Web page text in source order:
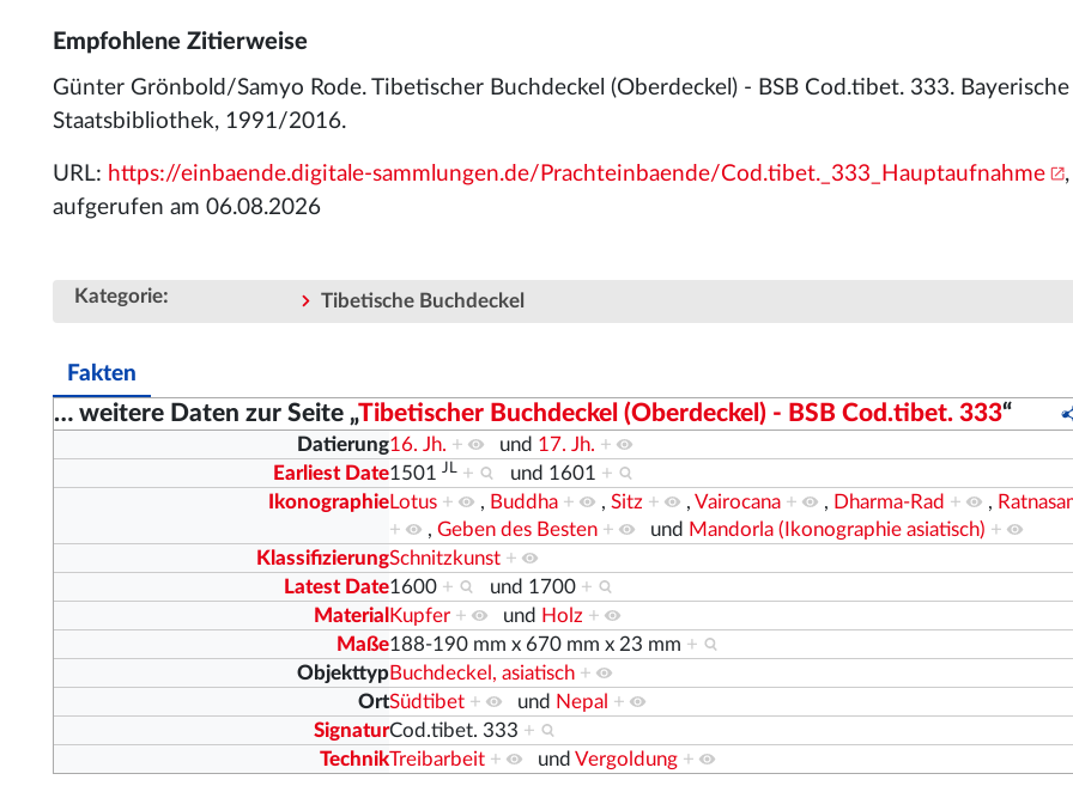
Empfohlene Zitierweise
Günter Grönbold/Samyo Rode. Tibetischer Buchdeckel (Oberdeckel) - BSB Cod.tibet. 333. Bayerische
Staatsbibliothek, 1991/2016.
URL: https://einbaende.digitale-sammlungen.de/Prachteinbaende/Cod.tibet._333_Hauptaufnahme
,
aufgerufen am 06.08.2026
Kategorie: Tibetische Buchdeckel
Fakten
… weitere Daten zur Seite „Tibetischer Buchdeckel (Oberdeckel) - BSB Cod.tibet. 333“
Datierung16. Jh. + und 17. Jh. +
Earliest Date1501JL + und 1601 +
IkonographieLotus + , Buddha + ,Sitz + ,Vairocana + , Dharma-Rad + ,
+
,Geben des Besten + und Mandorla (Ikonographie asiatisch) +
KlassifizierungSchnitzkunst +
Latest Date1600 + und 1700 +
Material Kupfer + und Holz +
Maße188-190 mm x 670 mm x 23 mm +
ObjekttypBuchdeckel, asiatisch +
OrtSüdtibet + und Nepal +
SignaturCod.tibet. 333 +
TechnikTreibarbeit + undVergoldung +